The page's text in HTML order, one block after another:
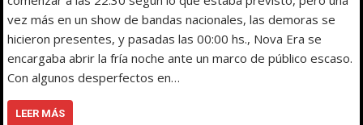
vez más en un show de bandas nacionales, las demoras se
hicieron presentes, y pasadas las 00:00 hs., Nova Era se
encargaba abrir la fría noche ante un marco de público escaso.
Con algunos desperfectos en…
LEER MÁS